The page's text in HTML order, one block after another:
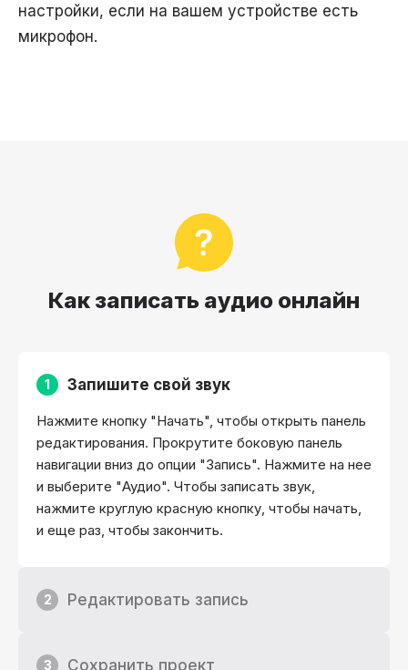
настройки, если на вашем устройстве есть
микрофон.
Как записать аудио онлайн
1 Запишите свой звук
Нажмите кнопку "Начать", чтобы открыть панель
редактирования. Прокрутите боковую панель
навигации вниз до опции "Запись". Нажмите на нее
и выберите "Аудио". Чтобы записать звук,
нажмите круглую красную кнопку, чтобы начать,
и еще раз, чтобы закончить.
2 Редактировать запись
3 Сохранить проект